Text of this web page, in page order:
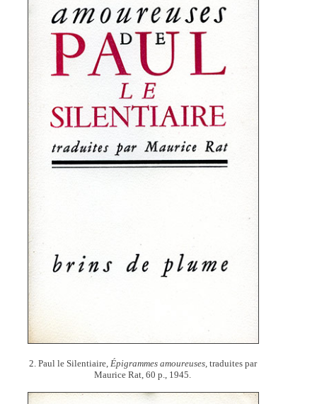
2. Paul le Silentiaire, Épigrammes amoureuses, traduites par
Maurice Rat, 60 p., 1945.